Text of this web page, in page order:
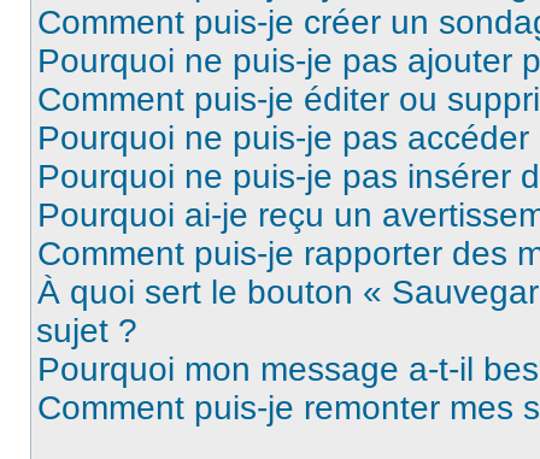
Comment puis-je créer un
Pourquoi ne puis-je pas ajouter
Comment puis-je éditer ou
Pourquoi ne puis-je pas
Pourquoi ne puis-je pas insérer
Pourquoi ai-je reçu un
Comment puis-je rapporter des
À quoi sert le bouton «
sujet ?
Pourquoi mon message a-t-il
Comment puis-je remonter mes